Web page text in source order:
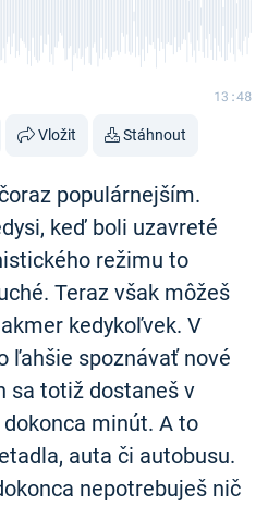
13:48
Vložit Stáhnout
populárnejším.
keď boli uzavreté
režimu to
Teraz však môžeš
kedykoľvek. V
ľahšie spoznávať nové
sa totiž dostaneš v
minút. A to
auta či autobusu.
nepotrebuješ nič